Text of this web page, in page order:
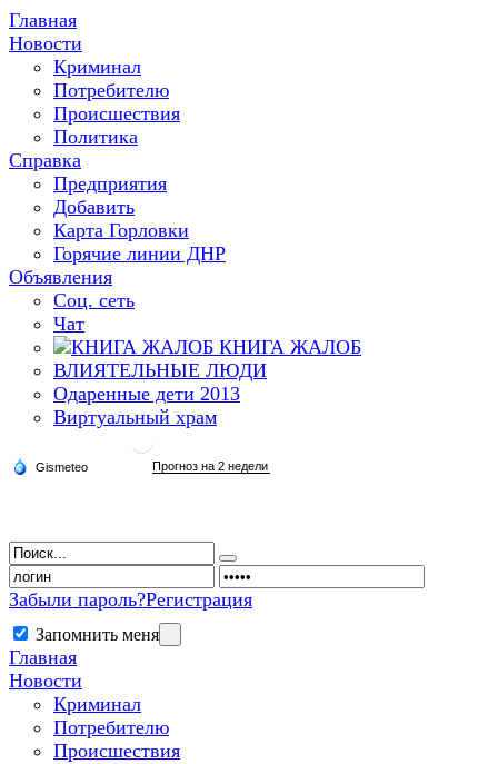
Главная
Новости
Криминал
Потребителю
Происшествия
Политика
Справка
Предприятия
Добавить
Карта Горловки
Горячие линии ДНР
Объявления
Соц. сеть
Чат
КНИГА ЖАЛОБ
ВЛИЯТЕЛЬНЫЕ ЛЮДИ
Одаренные дети 2013
Виртуальный храм
Забыли пароль?Регистрация
Запомнить меня
Главная
Новости
Криминал
Потребителю
Происшествия